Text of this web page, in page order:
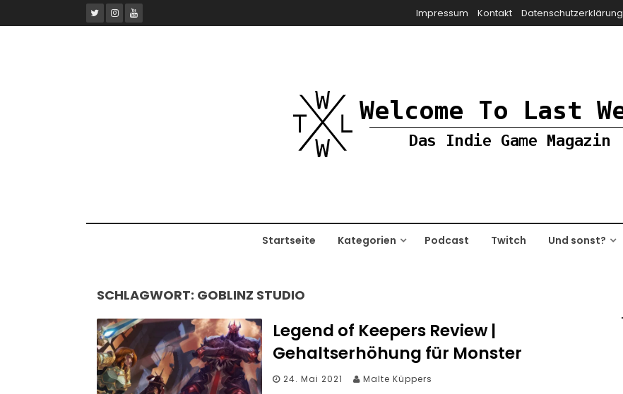
to
Impressum Kontakt Datenschutzerklärung
Startseite Kategorien Podcast Twitch Und sonst?
SCHLAGWORT: GOBLINZ STUDIO
Legend of Keepers Review |
Gehaltserhöhung für Monster
24. Mai 2021 Malte Küppers